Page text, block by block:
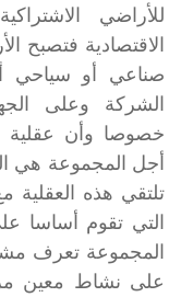
للأراضي
الاقتصادية فتصبح
صناعي أو سياحي
الشركة وعلى
خصوصا وأن عقلية
أجل المجموعة هي
تلتقي هذه العقلية
التي تقوم أساسا
المجموعة تعرف
على نشاط معين